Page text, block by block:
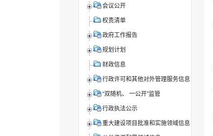
会议公开
权责清单
政府工作报告
规划计划
财政信息
行政许可和其他对外管理服务信息
“双随机、 一公开”监管
行政执法公示
重大建设项目批准和实施领域信息